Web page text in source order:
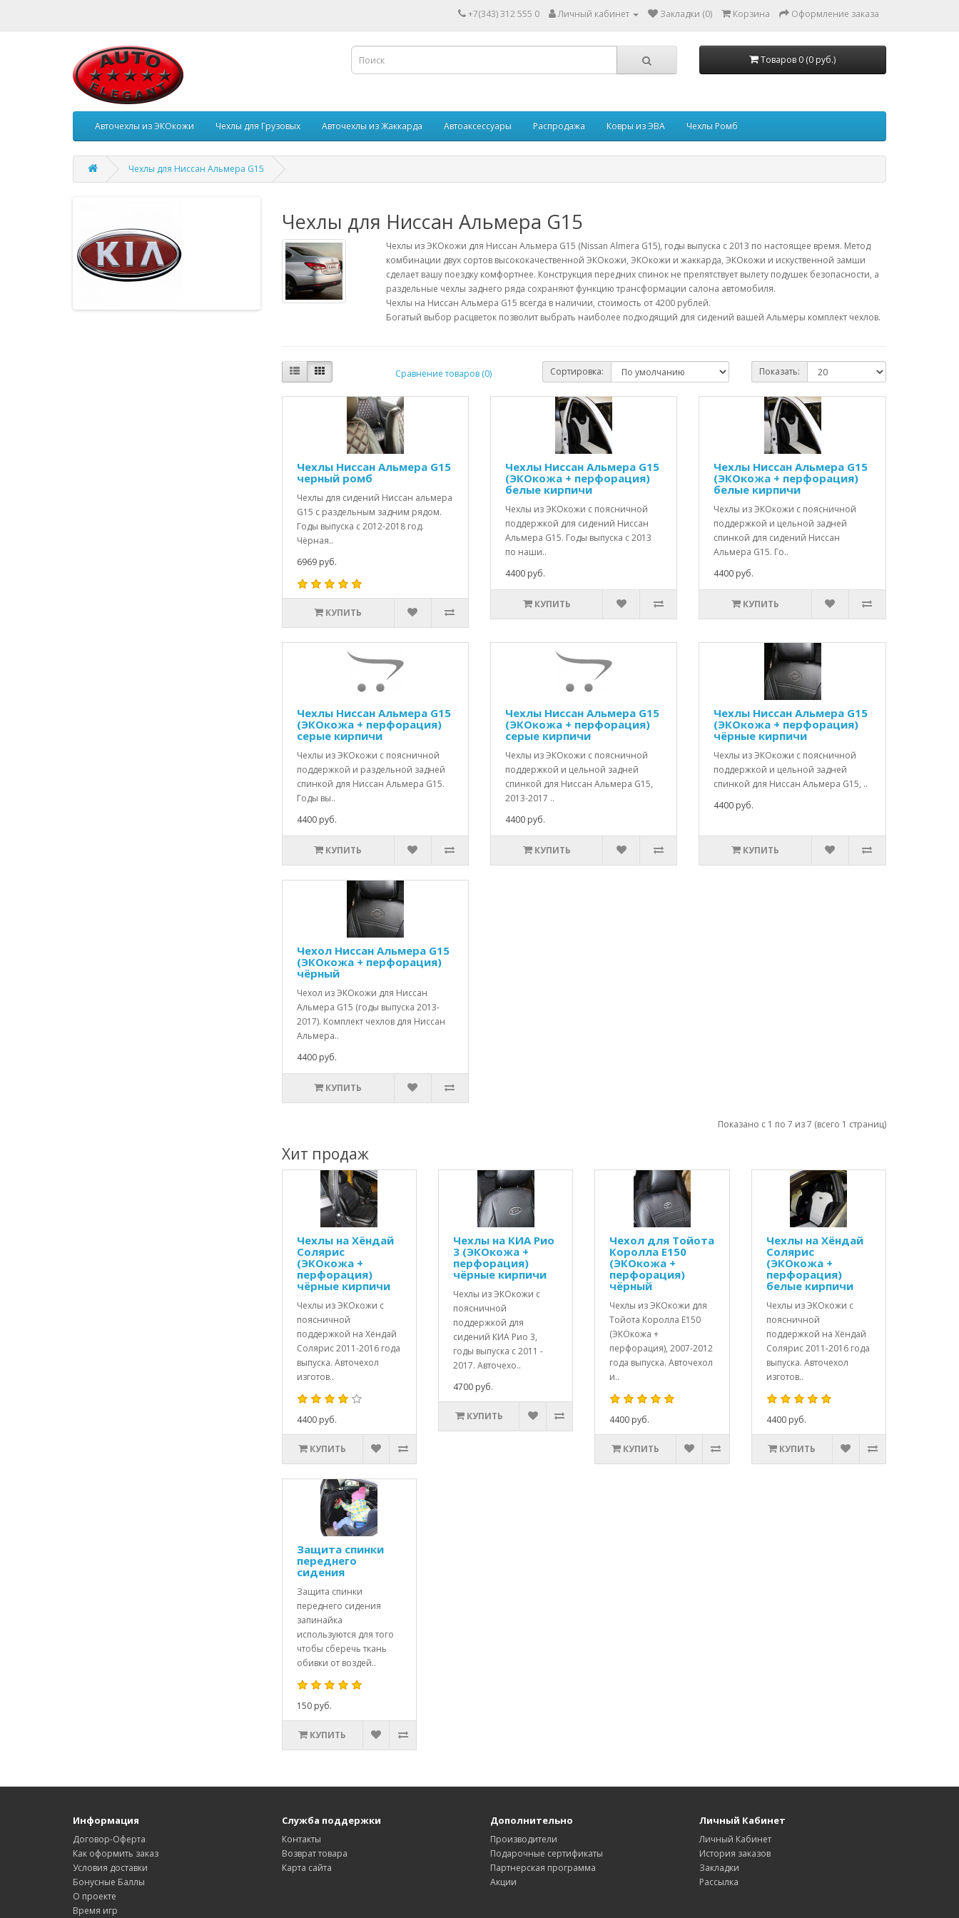
+7(343) 312 555 0 Личный кабинет Закладки (0) Корзина Оформление заказа
Товаров 0 (0 руб.)
Авточехлы из ЭКОкожи Чехлы для Грузовых Авточехлы из Жаккарда Автоаксессуары Распродажа Ковры из ЭВА Чехлы Ромб
Чехлы для Ниссан Альмера G15
Чехлы для Ниссан Альмера G15
Чехлы из ЭКОкожи для Ниссан Альмера G15 (Nissan Almera G15), годы выпуска с 2013 по настоящее время. Метод
комбинации двух сортов высококачественной ЭКОкожи, ЭКОкожи и жаккарда, ЭКОкожи и искуственной замши
сделает вашу поездку комфортнее. Конструкция передних спинок не препятствует вылету подушек безопасности, а
раздельные чехлы заднего ряда сохраняют функцию трансформации салона автомобиля.
Чехлы на Ниссан Альмера G15 всегда в наличии, стоимость от 4200 рублей.
Богатый выбор расцветок позволит выбрать наиболее подходящий для сидений вашей Альмеры комплект чехлов.
Сравнение товаров (0) Сортировка: Показать:
Чехлы Ниссан Альмера G15
черный ромб
Чехлы для сидений Ниссан альмера
G15 с раздельным задним рядом.
Годы выпуска с 2012-2018 год.
Чёрная..
6969 руб.
КУПИТЬ
Чехлы Ниссан Альмера G15
(ЭКОкожа + перфорация)
белые кирпичи
Чехлы из ЭКОкожи с поясничной
поддержкой для сидений Ниссан
Альмера G15. Годы выпуска с 2013
по наши..
4400 руб.
КУПИТЬ
Чехлы Ниссан Альмера G15
(ЭКОкожа + перфорация)
белые кирпичи
Чехлы из ЭКОкожи с поясничной
поддержкой и цельной задней
спинкой для сидений Ниссан
Альмера G15. Го..
4400 руб.
КУПИТЬ
Чехлы Ниссан Альмера G15
(ЭКОкожа + перфорация)
серые кирпичи
Чехлы из ЭКОкожи с поясничной
поддержкой и раздельной задней
спинкой для Ниссан Альмера G15.
Годы вы..
4400 руб.
КУПИТЬ
Чехлы Ниссан Альмера G15
(ЭКОкожа + перфорация)
серые кирпичи
Чехлы из ЭКОкожи с поясничной
поддержкой и цельной задней
спинкой для Ниссан Альмера G15,
2013-2017 ..
4400 руб.
КУПИТЬ
Чехлы Ниссан Альмера G15
(ЭКОкожа + перфорация)
чёрные кирпичи
Чехлы из ЭКОкожи с поясничной
поддержкой и цельной задней
спинкой для Ниссан Альмера G15, ..
4400 руб.
КУПИТЬ
Чехол Ниссан Альмера G15
(ЭКОкожа + перфорация)
чёрный
Чехол из ЭКОкожи для Ниссан
Альмера G15 (годы выпуска 2013-
2017). Комплект чехлов для Ниссан
Альмера..
4400 руб.
КУПИТЬ
Показано с 1 по 7 из 7 (всего 1 страниц)
Хит продаж
Чехлы на Хёндай
Солярис
(ЭКОкожа +
перфорация)
чёрные кирпичи
Чехлы из ЭКОкожи с
поясничной
поддержкой на Хёндай
Солярис 2011-2016 года
выпуска. Авточехол
изготов..
4400 руб.
КУПИТЬ
Чехлы на КИА Рио
3 (ЭКОкожа +
перфорация)
чёрные кирпичи
Чехлы из ЭКОкожи с
поясничной
поддержкой для
сидений КИА Рио 3,
годы выпуска с 2011 -
2017. Авточехо..
4700 руб.
КУПИТЬ
Чехол для Тойота
Королла Е150
(ЭКОкожа +
перфорация)
чёрный
Чехлы из ЭКОкожи для
Тойота Королла Е150
(ЭКОкожа +
перфорация), 2007-2012
года выпуска. Авточехол
и..
4400 руб.
КУПИТЬ
Чехлы на Хёндай
Солярис
(ЭКОкожа +
перфорация)
белые кирпичи
Чехлы из ЭКОкожи с
поясничной
поддержкой на Хёндай
Солярис 2011-2016 года
выпуска. Авточехол
изготов..
4400 руб.
КУПИТЬ
Защита спинки
переднего
сидения
Защита спинки
переднего сидения
запинайка
используются для того
чтобы сберечь ткань
обивки от воздей..
150 руб.
КУПИТЬ
Информация
Договор-Оферта
Как оформить заказ
Условия доставки
Бонусные Баллы
О проекте
Время игр
Служба поддержки
Контакты
Возврат товара
Карта сайта
Дополнительно
Производители
Подарочные сертификаты
Партнерская программа
Акции
Личный Кабинет
Личный Кабинет
История заказов
Закладки
Рассылка